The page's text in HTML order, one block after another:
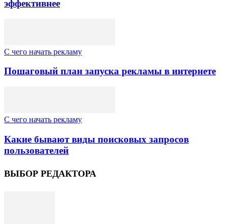
эффективнее
C чего начать рекламу
Пошаговый план запуска рекламы в интернете
C чего начать рекламу
Какие бывают виды поисковых запросов
пользователей
ВЫБОР РЕДАКТОРА